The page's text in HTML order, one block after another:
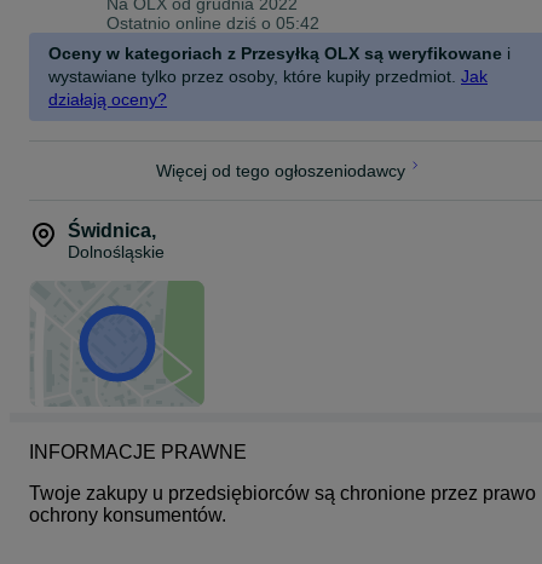
Ostatnio online dziś o 05:42
Oceny w kategoriach z Przesyłką OLX są weryfikowane i
wystawiane tylko przez osoby, które kupiły przedmiot. Jak
działają oceny?
Więcej od tego ogłoszeniodawcy
Świdnica,
Dolnośląskie
INFORMACJE PRAWNE
Twoje zakupy u przedsiębiorców są chronione przez prawo
ochrony konsumentów.